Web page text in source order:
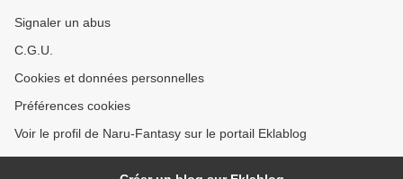
Signaler un abus
C.G.U.
Cookies et données personnelles
Préférences cookies
Voir le profil de Naru-Fantasy sur le portail Eklablog